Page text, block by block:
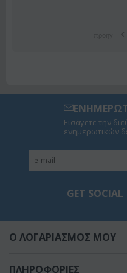
Εισάγετε την
ενημερωτικών
GET SOCIAL
O ΛΟΓΑΡΙΑΣΜΌΣ ΜΟΥ
ΠΛΗΡΟΦΟΡΊΕΣ